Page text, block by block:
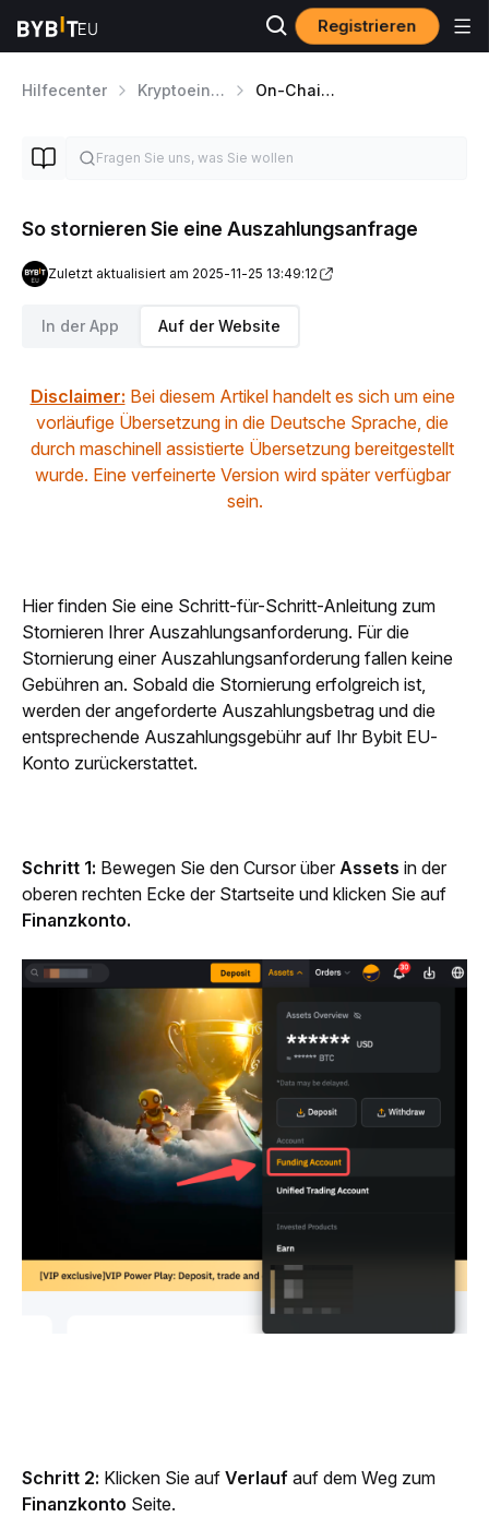
Registrieren
Hilfecenter Kryptoeinzahlungen/-auszahlungen On-Chain Kryptoabhebungen
So stornieren Sie eine Auszahlungsanfrage
Zuletzt aktualisiert am 2025-11-25 13:49:12
In der App Auf der Website
Disclaimer: Bei diesem Artikel handelt es sich um eine
vorläufige Übersetzung in die Deutsche Sprache, die
durch maschinell assistierte Übersetzung bereitgestellt
wurde. Eine verfeinerte Version wird später verfügbar
sein.
Hier finden Sie eine Schritt-für-Schritt-Anleitung zum
Stornieren Ihrer Auszahlungsanforderung. Für die
Stornierung einer Auszahlungsanforderung fallen keine
Gebühren an. Sobald die Stornierung erfolgreich ist,
werden der angeforderte Auszahlungsbetrag und die
entsprechende Auszahlungsgebühr auf Ihr Bybit EU-
Konto zurückerstattet.
Schritt 1: Bewegen Sie den Cursor über Assets in der
Finanzkonto.
Schritt 2: Klicken Sie auf Verlauf
Finanzkonto​ Seite.